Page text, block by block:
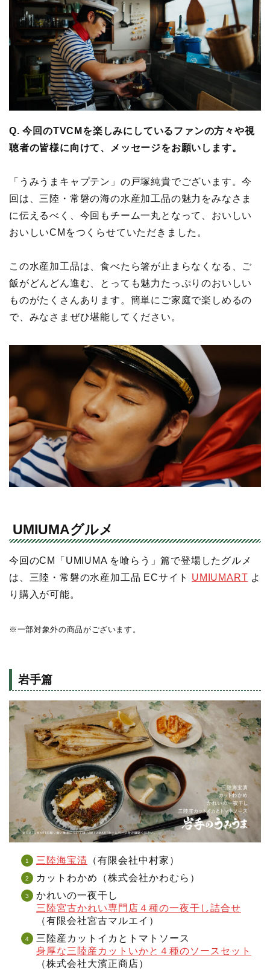
Q. 今回のTVCMを楽しみにしているファンの方々や視
聴者の皆様に向けて、メッセージをお願いします。
「うみうまキャプテン」の戸塚純貴でございます。今
回は、三陸・常磐の海の水産加工品の魅力をみなさま
に伝えるべく、今回もチーム一丸となって、おいしい
おいしいCMをつくらせていただきました。
この水産加工品は、食べたら箸が止まらなくなる、ご
飯がどんどん進む、とっても魅力たっぷりのおいしい
ものがたくさんあります。簡単にご家庭で楽しめるの
で、みなさまぜひ堪能してください。
UMIUMAグルメ
今回のCM「UMIUMA を喰らう」篇で登場したグルメ
は、三陸・常磐の水産加工品 ECサイト UMIUMART よ
り購入が可能。
※一部対象外の商品がございます。
岩手篇
三陸海宝漬 （有限会社中村家）
カットわかめ（株式会社かわむら）
かれいの一夜干し
三陸宮古かれい専門店４種の一夜干し詰合せ
（有限会社宮古マルエイ）
三陸産カットイカとトマトソース
身厚な三陸産カットいかと４種のソースセット
（株式会社大濱正商店）